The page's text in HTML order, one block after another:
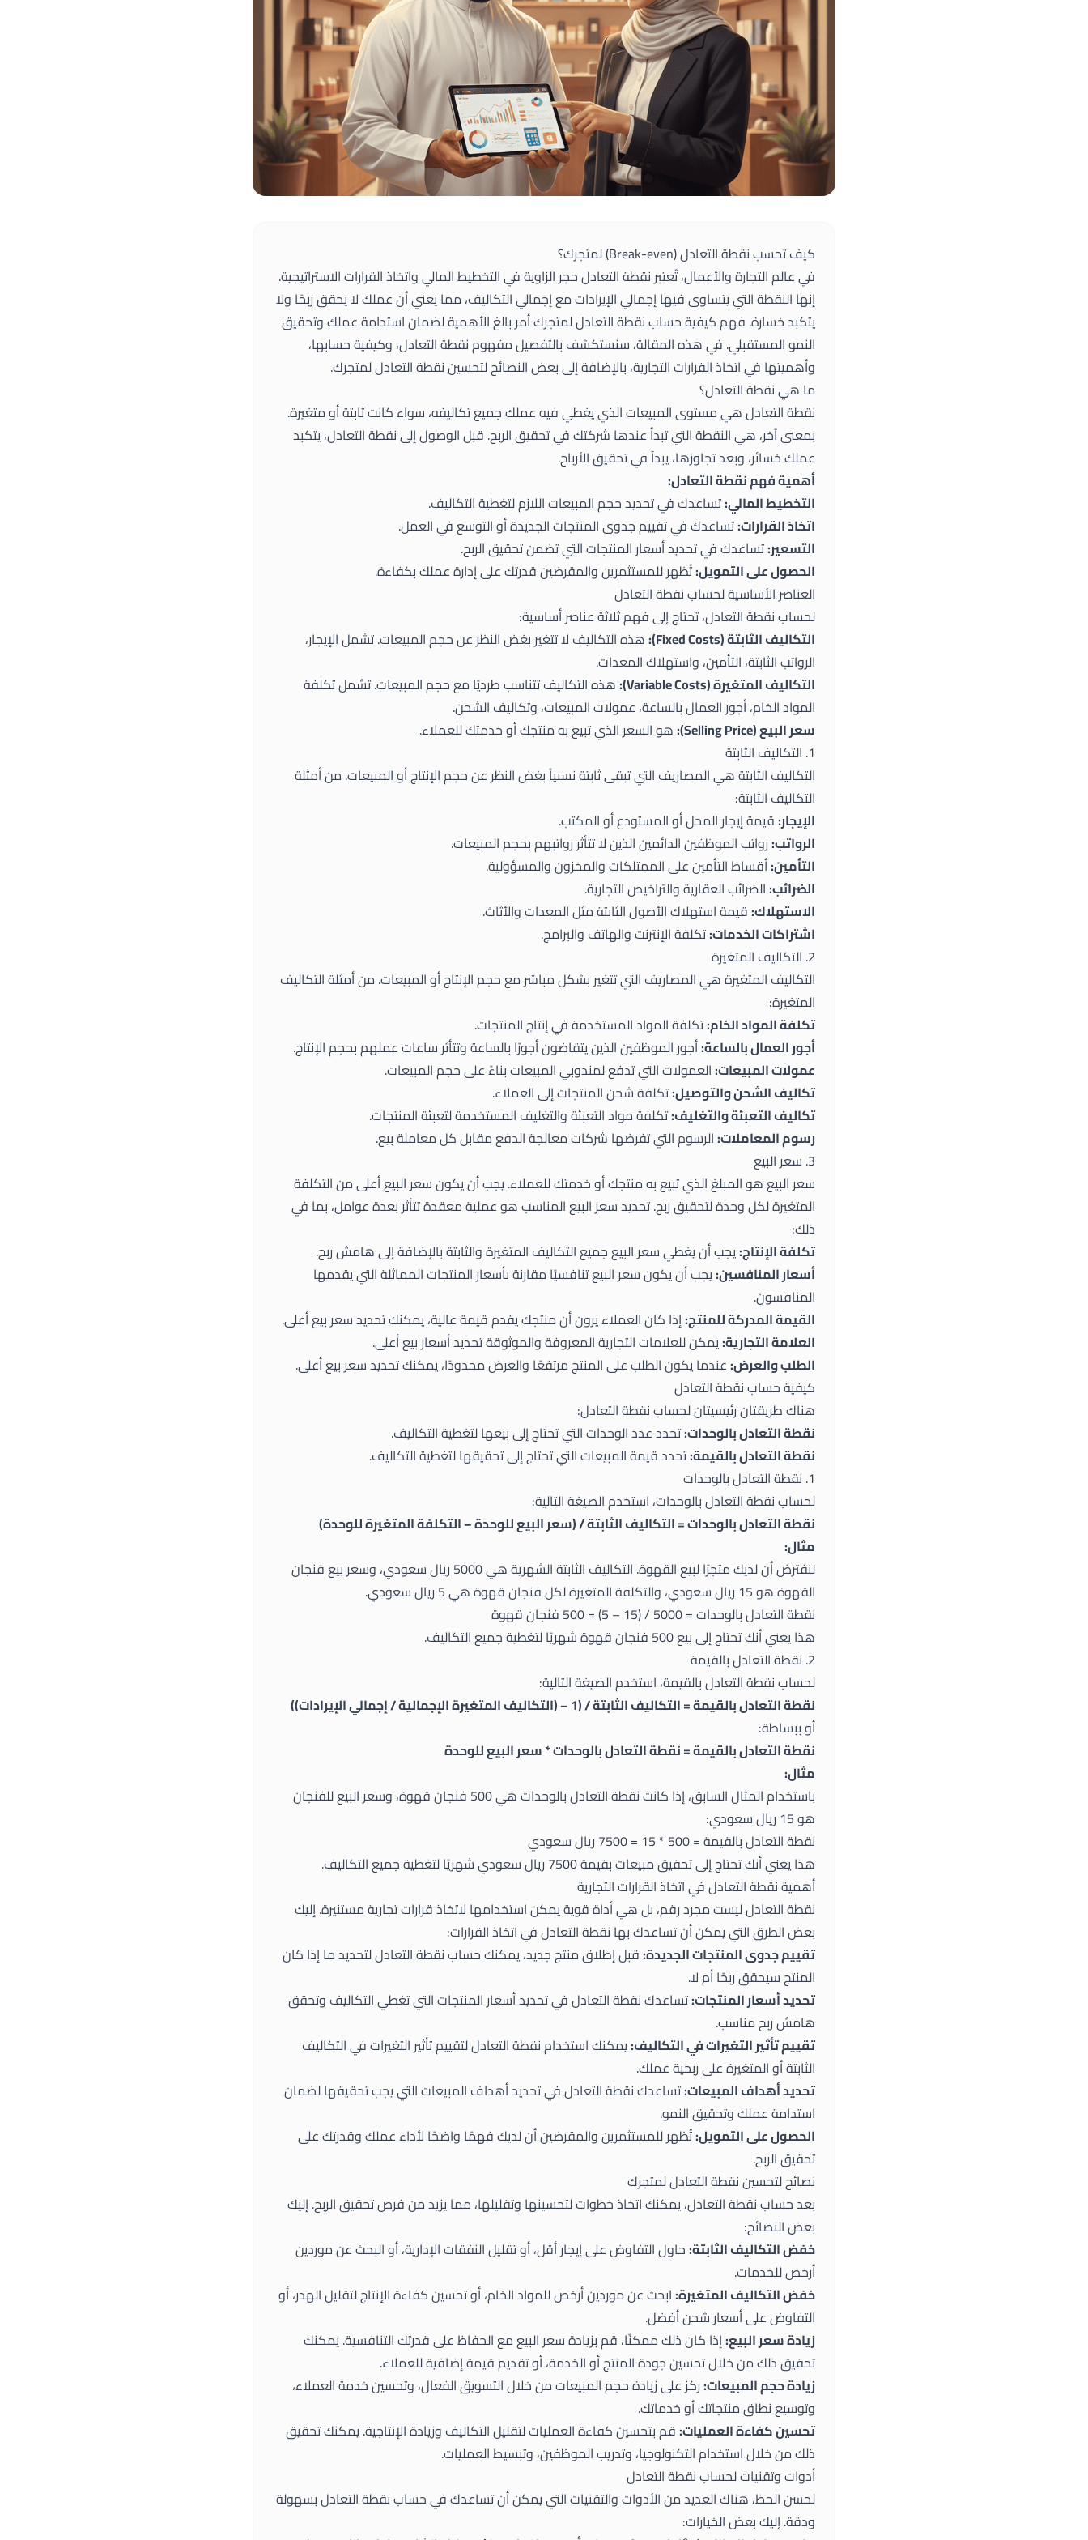
كيف تحسب نقطة التعادل (Break-even) لمتجرك؟
في عالم التجارة والأعمال، تُعتبر نقطة التعادل حجر الزاوية في التخطيط المالي واتخاذ القرارات الاستراتيجية.
إنها النقطة التي يتساوى فيها إجمالي الإيرادات مع إجمالي التكاليف، مما يعني أن عملك لا يحقق ربحًا ولا
يتكبد خسارة. فهم كيفية حساب نقطة التعادل لمتجرك أمر بالغ الأهمية لضمان استدامة عملك وتحقيق
النمو المستقبلي. في هذه المقالة، سنستكشف بالتفصيل مفهوم نقطة التعادل، وكيفية حسابها،
وأهميتها في اتخاذ القرارات التجارية، بالإضافة إلى بعض النصائح لتحسين نقطة التعادل لمتجرك.
ما هي نقطة التعادل؟
نقطة التعادل هي مستوى المبيعات الذي يغطي فيه عملك جميع تكاليفه، سواء كانت ثابتة أو متغيرة.
بمعنى آخر، هي النقطة التي تبدأ عندها شركتك في تحقيق الربح. قبل الوصول إلى نقطة التعادل، يتكبد
عملك خسائر، وبعد تجاوزها، يبدأ في تحقيق الأرباح.
أهمية فهم نقطة التعادل:
التخطيط المالي:تساعدك في تحديد حجم المبيعات اللازم لتغطية التكاليف.
اتخاذ القرارات:تساعدك في تقييم جدوى المنتجات الجديدة أو التوسع في العمل.
التسعير:تساعدك في تحديد أسعار المنتجات التي تضمن تحقيق الربح.
الحصول على التمويل:تُظهر للمستثمرين والمقرضين قدرتك على إدارة عملك بكفاءة.
العناصر الأساسية لحساب نقطة التعادل
لحساب نقطة التعادل، تحتاج إلى فهم ثلاثة عناصر أساسية:
التكاليف الثابتة (Fixed Costs):
هذه التكاليف لا تتغير بغض النظر عن حجم المبيعات. تشمل الإيجار،
الرواتب الثابتة، التأمين، واستهلاك المعدات.
التكاليف المتغيرة (Variable Costs):
هذه التكاليف تتناسب طرديًا مع حجم المبيعات. تشمل تكلفة
المواد الخام، أجور العمال بالساعة، عمولات المبيعات، وتكاليف الشحن.
سعر البيع (Selling Price):
هو السعر الذي تبيع به منتجك أو خدمتك للعملاء.
1. التكاليف الثابتة
التكاليف الثابتة هي المصاريف التي تبقى ثابتة نسبياً بغض النظر عن حجم الإنتاج أو المبيعات. من أمثلة
التكاليف الثابتة:
الإيجار:قيمة إيجار المحل أو المستودع أو المكتب.
الرواتب:رواتب الموظفين الدائمين الذين لا تتأثر رواتبهم بحجم المبيعات.
التأمين:أقساط التأمين على الممتلكات والمخزون والمسؤولية.
الضرائب:الضرائب العقارية والتراخيص التجارية.
الاستهلاك:قيمة استهلاك الأصول الثابتة مثل المعدات والأثاث.
اشتراكات الخدمات:تكلفة الإنترنت والهاتف والبرامج.
2. التكاليف المتغيرة
التكاليف المتغيرة هي المصاريف التي تتغير بشكل مباشر مع حجم الإنتاج أو المبيعات. من أمثلة التكاليف
المتغيرة:
تكلفة المواد الخام:تكلفة المواد المستخدمة في إنتاج المنتجات.
أجور العمال بالساعة:أجور الموظفين الذين يتقاضون أجورًا بالساعة وتتأثر ساعات عملهم بحجم الإنتاج.
عمولات المبيعات:العمولات التي تدفع لمندوبي المبيعات بناءً على حجم المبيعات.
تكاليف الشحن والتوصيل:تكلفة شحن المنتجات إلى العملاء.
تكاليف التعبئة والتغليف:تكلفة مواد التعبئة والتغليف المستخدمة لتعبئة المنتجات.
رسوم المعاملات:الرسوم التي تفرضها شركات معالجة الدفع مقابل كل معاملة بيع.
3. سعر البيع
سعر البيع هو المبلغ الذي تبيع به منتجك أو خدمتك للعملاء. يجب أن يكون سعر البيع أعلى من التكلفة
المتغيرة لكل وحدة لتحقيق ربح. تحديد سعر البيع المناسب هو عملية معقدة تتأثر بعدة عوامل، بما في
ذلك:
تكلفة الإنتاج:يجب أن يغطي سعر البيع جميع التكاليف المتغيرة والثابتة بالإضافة إلى هامش ربح.
أسعار المنافسين:يجب أن يكون سعر البيع تنافسيًا مقارنة بأسعار المنتجات المماثلة التي يقدمها
المنافسون.
القيمة المدركة للمنتج:إذا كان العملاء يرون أن منتجك يقدم قيمة عالية، يمكنك تحديد سعر بيع أعلى.
العلامة التجارية:يمكن للعلامات التجارية المعروفة والموثوقة تحديد أسعار بيع أعلى.
الطلب والعرض:عندما يكون الطلب على المنتج مرتفعًا والعرض محدودًا، يمكنك تحديد سعر بيع أعلى.
كيفية حساب نقطة التعادل
هناك طريقتان رئيسيتان لحساب نقطة التعادل:
نقطة التعادل بالوحدات:تحدد عدد الوحدات التي تحتاج إلى بيعها لتغطية التكاليف.
نقطة التعادل بالقيمة:تحدد قيمة المبيعات التي تحتاج إلى تحقيقها لتغطية التكاليف.
1. نقطة التعادل بالوحدات
لحساب نقطة التعادل بالوحدات، استخدم الصيغة التالية:
نقطة التعادل بالوحدات = التكاليف الثابتة / (سعر البيع للوحدة – التكلفة المتغيرة للوحدة)
مثال:
لنفترض أن لديك متجرًا لبيع القهوة. التكاليف الثابتة الشهرية هي 5000 ريال سعودي، وسعر بيع فنجان
القهوة هو 15 ريال سعودي، والتكلفة المتغيرة لكل فنجان قهوة هي 5 ريال سعودي.
نقطة التعادل بالوحدات = 5000 / (15 – 5) = 500 فنجان قهوة
هذا يعني أنك تحتاج إلى بيع 500 فنجان قهوة شهريًا لتغطية جميع التكاليف.
2. نقطة التعادل بالقيمة
لحساب نقطة التعادل بالقيمة، استخدم الصيغة التالية:
نقطة التعادل بالقيمة = التكاليف الثابتة / (1 – (التكاليف المتغيرة الإجمالية / إجمالي الإيرادات))
أو ببساطة:
نقطة التعادل بالقيمة = نقطة التعادل بالوحدات * سعر البيع للوحدة
مثال:
باستخدام المثال السابق، إذا كانت نقطة التعادل بالوحدات هي 500 فنجان قهوة، وسعر البيع للفنجان
هو 15 ريال سعودي:
نقطة التعادل بالقيمة = 500 * 15 = 7500 ريال سعودي
هذا يعني أنك تحتاج إلى تحقيق مبيعات بقيمة 7500 ريال سعودي شهريًا لتغطية جميع التكاليف.
أهمية نقطة التعادل في اتخاذ القرارات التجارية
نقطة التعادل ليست مجرد رقم، بل هي أداة قوية يمكن استخدامها لاتخاذ قرارات تجارية مستنيرة. إليك
بعض الطرق التي يمكن أن تساعدك بها نقطة التعادل في اتخاذ القرارات:
تقييم جدوى المنتجات الجديدة:قبل إطلاق منتج جديد، يمكنك حساب نقطة التعادل لتحديد ما إذا كان
المنتج سيحقق ربحًا أم لا.
تحديد أسعار المنتجات:تساعدك نقطة التعادل في تحديد أسعار المنتجات التي تغطي التكاليف وتحقق
هامش ربح مناسب.
تقييم تأثير التغيرات في التكاليف:يمكنك استخدام نقطة التعادل لتقييم تأثير التغيرات في التكاليف
الثابتة أو المتغيرة على ربحية عملك.
تحديد أهداف المبيعات:تساعدك نقطة التعادل في تحديد أهداف المبيعات التي يجب تحقيقها لضمان
استدامة عملك وتحقيق النمو.
الحصول على التمويل:تُظهر للمستثمرين والمقرضين أن لديك فهمًا واضحًا لأداء عملك وقدرتك على
تحقيق الربح.
نصائح لتحسين نقطة التعادل لمتجرك
بعد حساب نقطة التعادل، يمكنك اتخاذ خطوات لتحسينها وتقليلها، مما يزيد من فرص تحقيق الربح. إليك
بعض النصائح:
خفض التكاليف الثابتة:حاول التفاوض على إيجار أقل، أو تقليل النفقات الإدارية، أو البحث عن موردين
أرخص للخدمات.
خفض التكاليف المتغيرة:ابحث عن موردين أرخص للمواد الخام، أو تحسين كفاءة الإنتاج لتقليل الهدر، أو
التفاوض على أسعار شحن أفضل.
زيادة سعر البيع:إذا كان ذلك ممكنًا، قم بزيادة سعر البيع مع الحفاظ على قدرتك التنافسية. يمكنك
تحقيق ذلك من خلال تحسين جودة المنتج أو الخدمة، أو تقديم قيمة إضافية للعملاء.
زيادة حجم المبيعات:ركز على زيادة حجم المبيعات من خلال التسويق الفعال، وتحسين خدمة العملاء،
وتوسيع نطاق منتجاتك أو خدماتك.
تحسين كفاءة العمليات:قم بتحسين كفاءة العمليات لتقليل التكاليف وزيادة الإنتاجية. يمكنك تحقيق
ذلك من خلال استخدام التكنولوجيا، وتدريب الموظفين، وتبسيط العمليات.
أدوات وتقنيات لحساب نقطة التعادل
لحسن الحظ، هناك العديد من الأدوات والتقنيات التي يمكن أن تساعدك في حساب نقطة التعادل بسهولة
ودقة. إليك بعض الخيارات: